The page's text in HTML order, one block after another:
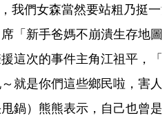
我們女森當然要站粗乃挺一
「新手爸媽不崩潰生存地圖
這次的事件主角江祖平，「
就是你們這些鄉民啦，害人
鍋）熊熊表示，自己也曾是